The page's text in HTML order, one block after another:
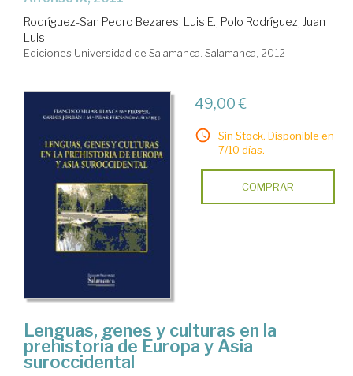
Rodríguez-San Pedro Bezares, Luis E.; Polo Rodríguez, Juan
Luis
Ediciones Universidad de Salamanca. Salamanca, 2012
49,00 €
Sin Stock. Disponible en
7/10 días.
COMPRAR
Lenguas, genes y culturas en la
prehistoria de Europa y Asia
suroccidental